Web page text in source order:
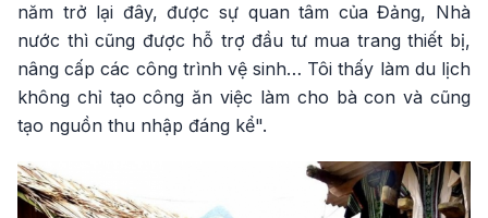
năm trở lại đây, được sự quan tâm của Đảng, Nhà
nước thì cũng được hỗ trợ đầu tư mua trang thiết bị,
nâng cấp các công trình vệ sinh… Tôi thấy làm du lịch
không chỉ tạo công ăn việc làm cho bà con và cũng
tạo nguồn thu nhập đáng kể".